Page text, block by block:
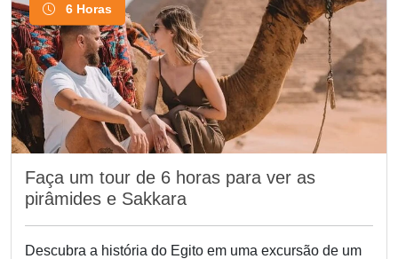
6 Horas
Faça um tour de 6 horas para ver as
pirâmides e Sakkara
Descubra a história do Egito em uma excursão de um